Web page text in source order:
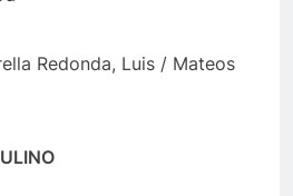
Redonda, Luis / Mateos